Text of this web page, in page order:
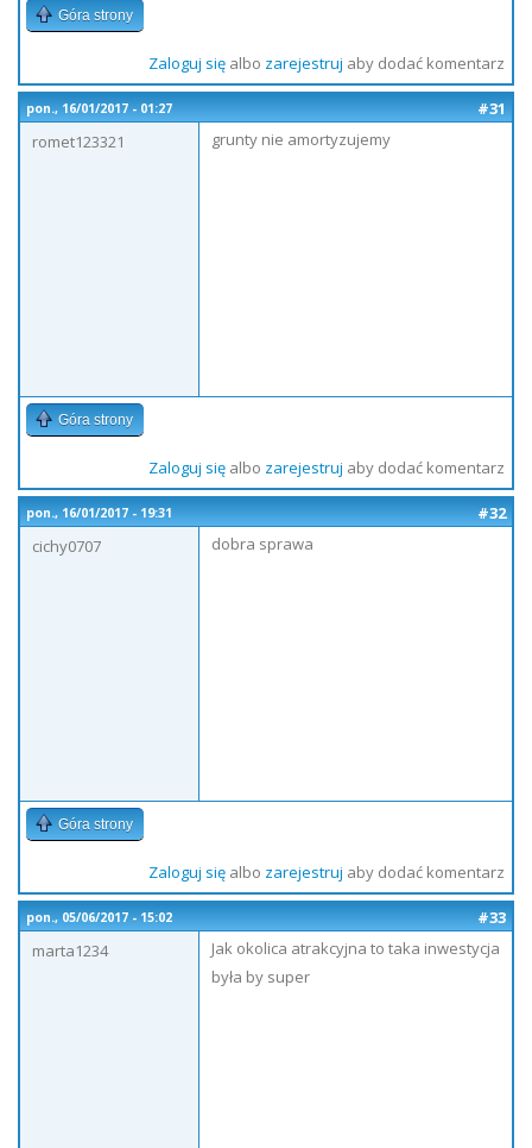
Góra strony
Zaloguj sięalbo zarejestruj aby dodać komentarz
pon., 16/01/2017 - 01:27
#31
romet123321
grunty nie amortyzujemy
Góra strony
Zaloguj sięalbo zarejestruj aby dodać komentarz
pon., 16/01/2017 - 19:31
#32
cichy0707
dobra sprawa
Góra strony
Zaloguj sięalbo zarejestruj aby dodać komentarz
pon., 05/06/2017 - 15:02
#33
marta1234
Jak okolica atrakcyjna to taka inwestycja
była by super